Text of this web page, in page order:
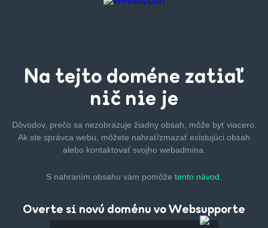
Na tejto doméne zatiaľ
nič nie je
Dôvodov, prečo sa nezobrazuje žiadny obsah, môže byťviacero.
Ak ste správca webu, môžete nahrať/zmazaťexistujúci obsah
alebo kontaktovať svojho webadmina.
S nahraním obsahu vám pomôže tento návod.
Overte si novú doménu vo Websupporte